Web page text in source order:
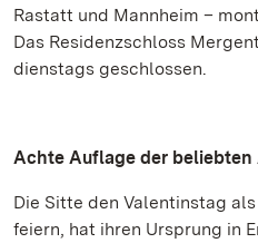
Rastatt und Mannheim –
Das Residenzschloss
dienstags geschlossen.
Achte Auflage der beliebten
Die Sitte den Valentinstag
feiern, hat ihren Ursprung in